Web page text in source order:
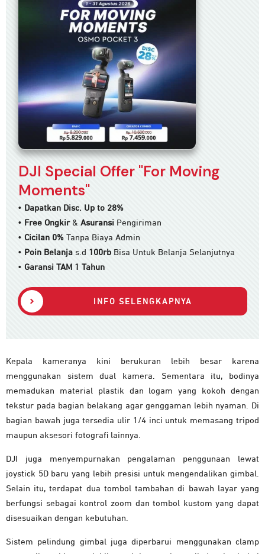
DJI Special Offer "For Moving
Moments"
• Dapatkan Disc. Up to 28%
• Free Ongkir& Asuransi Pengiriman
• Cicilan 0% Tanpa Biaya Admin
• Poin Belanja s.d 100rb Bisa Untuk Belanja Selanjutnya
• Garansi TAM 1 Tahun
INFO SELENGKAPNYA
Kepala kameranya kini berukuran lebih besar karena
menggunakan sistem dual kamera. Sementara itu, bodinya
memadukan material plastik dan logam yang kokoh dengan
tekstur pada bagian belakang agar genggaman lebih nyaman. Di
bagian bawah juga tersedia ulir 1/4 inci untuk memasang tripod
maupun aksesori fotografi lainnya.
DJI juga menyempurnakan pengalaman penggunaan lewat
joystick 5D baru yang lebih presisi untuk mengendalikan gimbal.
Selain itu, terdapat dua tombol tambahan di bawah layar yang
berfungsi sebagai kontrol zoom dan tombol kustom yang dapat
disesuaikan dengan kebutuhan.
Sistem pelindung gimbal juga diperbarui menggunakan clamp